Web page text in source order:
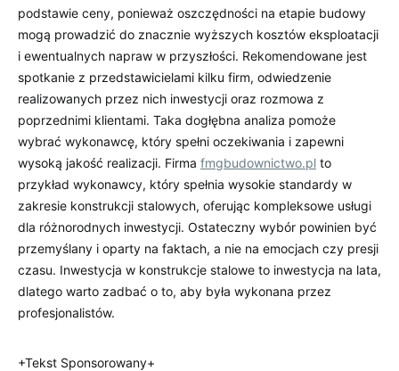
podstawie ceny, ponieważ oszczędności na etapie budowy
mogą prowadzić do znacznie wyższych kosztów eksploatacji
i ewentualnych napraw w przyszłości. Rekomendowane jest
spotkanie z przedstawicielami kilku firm, odwiedzenie
realizowanych przez nich inwestycji oraz rozmowa z
poprzednimi klientami. Taka dogłębna analiza pomoże
wybrać wykonawcę, który spełni oczekiwania i zapewni
wysoką jakość realizacji. Firma fmgbudownictwo.pl to
przykład wykonawcy, który spełnia wysokie standardy w
zakresie konstrukcji stalowych, oferując kompleksowe usługi
dla różnorodnych inwestycji. Ostateczny wybór powinien być
przemyślany i oparty na faktach, a nie na emocjach czy presji
czasu. Inwestycja w konstrukcje stalowe to inwestycja na lata,
dlatego warto zadbać o to, aby była wykonana przez
profesjonalistów.
+Tekst Sponsorowany+